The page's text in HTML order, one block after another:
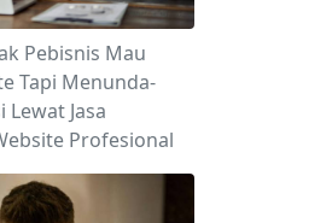
Pebisnis Mau
Tapi Menunda-
Lewat Jasa
Profesional